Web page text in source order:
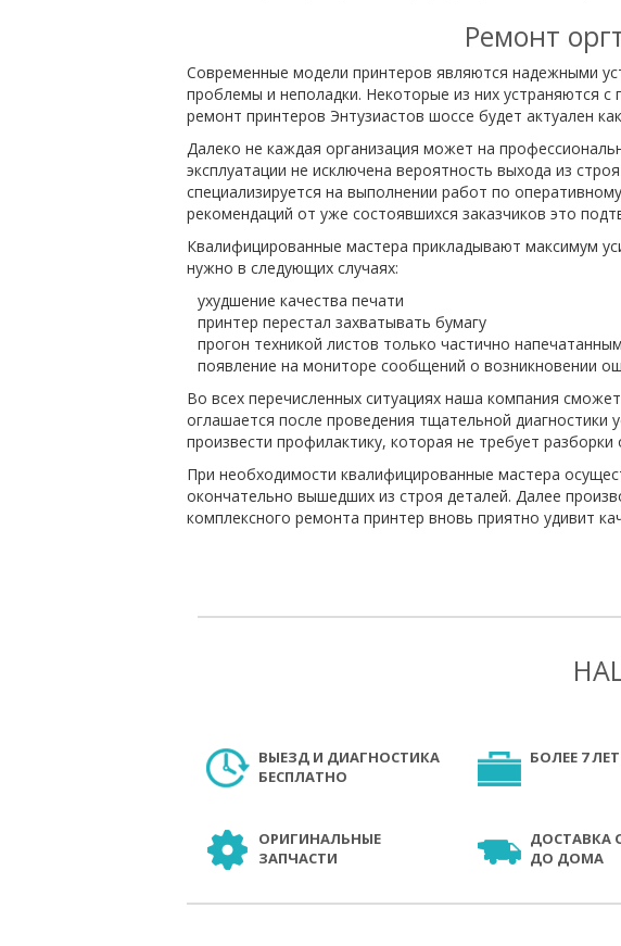
Ремонт
Современные модели принтеров являются надежными
проблемы и неполадки. Некоторые из них устраняются
ремонт принтеров Энтузиастов шоссе будет актуален
Далеко не каждая организация может на
эксплуатации не исключена вероятность выхода из
специализируется на выполнении работ по
рекомендаций от уже состоявшихся заказчиков это
Квалифицированные мастера прикладывают максимум
нужно в следующих случаях:
ухудшение качества печати
принтер перестал захватывать бумагу
прогон техникой листов только частично
появление на мониторе сообщений о возникновении
Во всех перечисленных ситуациях наша компания
оглашается после проведения тщательной диагностики
произвести профилактику, которая не требует
При необходимости квалифицированные мастера
окончательно вышедших из строя деталей. Далее
комплексного ремонта принтер вновь приятно удивит
ВЫЕЗД И ДИАГНОСТИКА
БЕСПЛАТНО
БОЛЕЕ 7
ОРИГИНАЛЬНЫЕ
ЗАПЧАСТИ
ДОСТАВКА
ДО ДОМА